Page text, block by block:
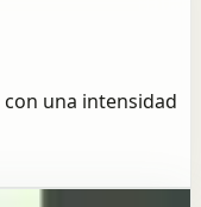
una intensidad